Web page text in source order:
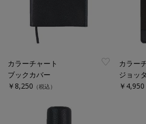
カラーチャート
ブックカバー
￥8,250 （税込）
カラー
ジョッ
￥4,950